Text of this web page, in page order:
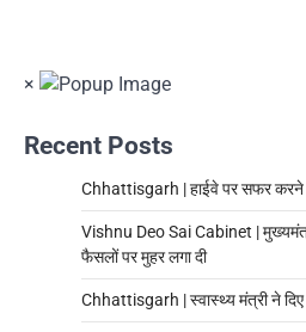
×
Recent Posts
Chhattisgarh | हाईवे पर सफर करने
Vishnu Deo Sai Cabinet |
फैसलों पर मुहर लगा दी
Chhattisgarh | स्वास्थ्य मंत्री ने दिए